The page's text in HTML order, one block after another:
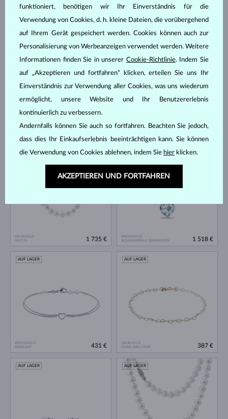
AUF LAGER AUF LAGER
GELBGOLD
AKOYA
AUF LAGER
1 735 €
WEISSGOLD
AQUAMARIN & DIAMANTEN
AUF LAGER
1 518 €
WEISSGOLD
DIAMANT
AUF LAGER
431 €
GELBGOLD
OHNE EDELSTEIN
AUF LAGER
387 €
AUF LAGER AUF LAGER
funktioniert, benötigen wir Ihr Einverständnis für die
Verwendung von Cookies, d. h. kleine Dateien, die vorübergehend
auf Ihrem Gerät gespeichert werden. Cookies können auch zur
Personalisierung von Werbeanzeigen verwendet werden. Weitere
Informationen finden Sie in unserer Cookie-Richtlinie. Indem Sie
auf „Akzeptieren und fortfahren“ klicken, erteilen Sie uns Ihr
Einverständnis zur Verwendung aller Cookies, was uns wiederum
ermöglicht, unsere Website und Ihr Benutzererlebnis
kontinuierlich zu verbessern.
Andernfalls können Sie auch so fortfahren. Beachten Sie jedoch,
dass dies Ihr Einkaufserlebnis beeinträchtigen kann. Sie können
die Verwendung von Cookies ablehnen, indem Sie hier klicken.
AKZEPTIEREN UND FORTFAHREN